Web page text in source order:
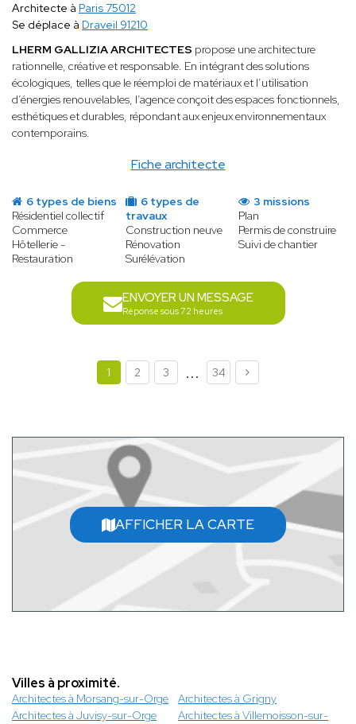
Fiche architecte
Architecte à Paris 75012
Se déplace à Draveil 91210
LHERM GALLIZIA ARCHITECTES propose une architecture
rationnelle, créative et responsable. En intégrant des solutions
écologiques, telles que le réemploi de matériaux et l’utilisation
d’énergies renouvelables, l’agence conçoit des espaces fonctionnels,
esthétiques et durables, répondant aux enjeux environnementaux
contemporains.
6 types de biens
Résidentiel collectif
Commerce
Hôtellerie -
Restauration
6 types de
travaux
Construction neuve
Rénovation
Surélévation
3 missions
Plan
Permis de construire
Suivi de chantier
ENVOYER UN MESSAGE
Réponse sous 72 heures
1 2 3 ... 34
AFFICHER LA CARTE
Villes à proximité.
Architectes à Morsang-sur-Orge
Architectes à Grigny
Architectes à Juvisy-sur-Orge
Architectes à Villemoisson-sur-